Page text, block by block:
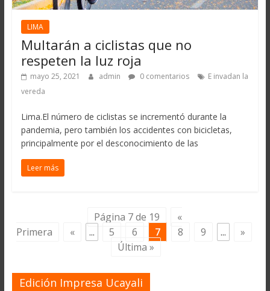
LIMA
Multarán a ciclistas que no
respeten la luz roja
mayo 25, 2021 admin 0 comentarios
E invadan la
vereda
Lima.El número de ciclistas se incrementó durante la
pandemia, pero también los accidentes con bicicletas,
principalmente por el desconocimiento de las
Leer más
Página 7 de 19
«
Primera
« ... 5 6 7 8 9 ...
»
Última »
Edición Impresa Ucayali